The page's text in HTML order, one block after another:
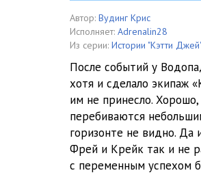
06 Кэтти Джей v02 - Глава
07 Кэтти Джей v02 - Глава
08 Кэтти Джей v02 - Глава
09 Кэтти Джей v02 - Глава
10 Кэтти Джей v02 - Глава
11 Кэтти Джей v02 - Глава
Автор: Вудинг Крис
Исполняет: Adrenalin28
Из серии: Истории "Кэтти
После событий у
хотя и сделало экипаж
им не принесло.
перебиваются
горизонте не видно.
Фрей и Крейк так и не
с переменным успехом